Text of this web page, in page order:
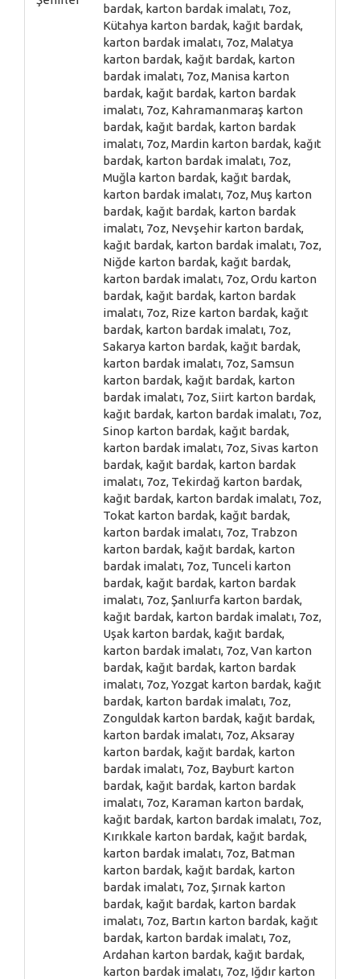
bardak, karton bardak imalatı, 7oz,
Kütahya karton bardak, kağıt bardak,
karton bardak imalatı, 7oz, Malatya
karton bardak, kağıt bardak, karton
bardak imalatı, 7oz, Manisa karton
bardak, kağıt bardak, karton bardak
imalatı, 7oz, Kahramanmaraş karton
bardak, kağıt bardak, karton bardak
imalatı, 7oz, Mardin karton bardak, kağıt
bardak, karton bardak imalatı, 7oz,
Muğla karton bardak, kağıt bardak,
karton bardak imalatı, 7oz, Muş karton
bardak, kağıt bardak, karton bardak
imalatı, 7oz, Nevşehir karton bardak,
kağıt bardak, karton bardak imalatı, 7oz,
Niğde karton bardak, kağıt bardak,
karton bardak imalatı, 7oz, Ordu karton
bardak, kağıt bardak, karton bardak
imalatı, 7oz, Rize karton bardak, kağıt
bardak, karton bardak imalatı, 7oz,
Sakarya karton bardak, kağıt bardak,
karton bardak imalatı, 7oz, Samsun
karton bardak, kağıt bardak, karton
bardak imalatı, 7oz, Siirt karton bardak,
kağıt bardak, karton bardak imalatı, 7oz,
Sinop karton bardak, kağıt bardak,
karton bardak imalatı, 7oz, Sivas karton
bardak, kağıt bardak, karton bardak
imalatı, 7oz, Tekirdağ karton bardak,
kağıt bardak, karton bardak imalatı, 7oz,
Tokat karton bardak, kağıt bardak,
karton bardak imalatı, 7oz, Trabzon
karton bardak, kağıt bardak, karton
bardak imalatı, 7oz, Tunceli karton
bardak, kağıt bardak, karton bardak
imalatı, 7oz, Şanlıurfa karton bardak,
kağıt bardak, karton bardak imalatı, 7oz,
Uşak karton bardak, kağıt bardak,
karton bardak imalatı, 7oz, Van karton
bardak, kağıt bardak, karton bardak
imalatı, 7oz, Yozgat karton bardak, kağıt
bardak, karton bardak imalatı, 7oz,
Zonguldak karton bardak, kağıt bardak,
karton bardak imalatı, 7oz, Aksaray
karton bardak, kağıt bardak, karton
bardak imalatı, 7oz, Bayburt karton
bardak, kağıt bardak, karton bardak
imalatı, 7oz, Karaman karton bardak,
kağıt bardak, karton bardak imalatı, 7oz,
Kırıkkale karton bardak, kağıt bardak,
karton bardak imalatı, 7oz, Batman
karton bardak, kağıt bardak, karton
bardak imalatı, 7oz, Şırnak karton
bardak, kağıt bardak, karton bardak
imalatı, 7oz, Bartın karton bardak, kağıt
bardak, karton bardak imalatı, 7oz,
Ardahan karton bardak, kağıt bardak,
karton bardak imalatı, 7oz, Iğdır karton